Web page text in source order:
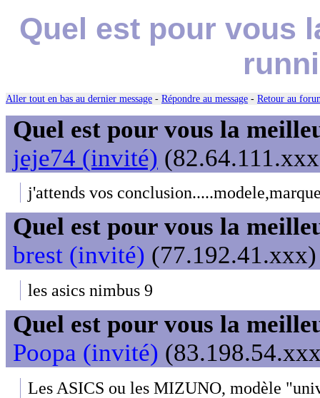
Quel est pour vous
Aller tout en bas au dernier message - Répondre au message - Retour au
Quel est pour vous la
jeje74 (invité)
j'attends vos
Quel est pour vous la
brest (invité)
les asics nimbus 9
Quel est pour vous la
Poopa (invité)
Les ASICS ou les MIZUNO, modèle